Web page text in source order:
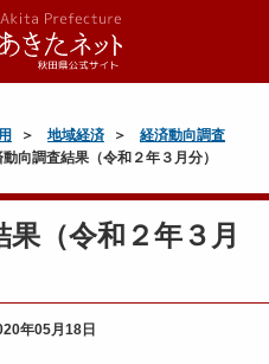
地域経済
経済動向調査
向調査結果（令和２年３月分）
（令和２年３月
年05月18日